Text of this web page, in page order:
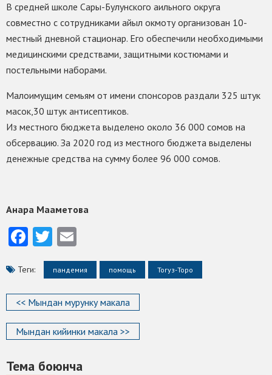
В средней школе Сары-Булунского аильного округа
совместно с сотрудниками айыл окмоту организован 10-
местный дневной стационар. Его обеспечили необходимыми
медицинскими средствами, защитными костюмами и
постельными наборами.
Малоимущим семьям от имени спонсоров раздали 325 штук
масок,30 штук антисептиков.
Из местного бюджета выделено около 36 000 сомов на
обсервацию. За 2020 год из местного бюджета выделены
денежные средства на сумму более 96 000 сомов.
Анара Мааметова
Facebook
Twitter
Теги: пандемия помощь Тогуз-Торо
<< Мындан мурунку макала
Мындан кийинки макала >>
Тема боюнча